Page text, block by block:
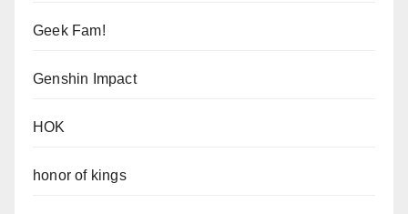
Geek Fam!
Genshin Impact
HOK
honor of kings